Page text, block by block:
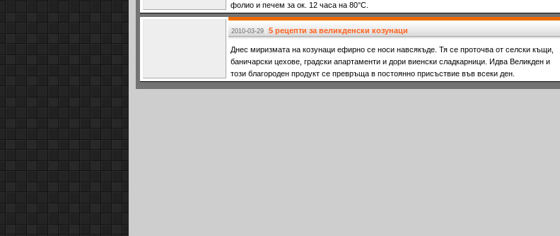
фолио и печем за ок. 12 часа на 80°С.
2010-03-29 5 рецепти за великденски козунаци
Днес миризмата на козунаци ефирно се носи навсякъде. Тя се проточва от селски къщи,
баничарски цехове, градски апартаменти и дори виенски сладкарници. Идва Великден и
този благороден продукт се превръща в постоянно присъствие във всеки ден.